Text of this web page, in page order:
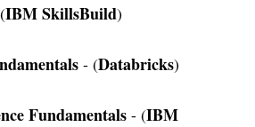
IBM SkillsBuild)
- (Databricks)
Fundamentals - (IBM